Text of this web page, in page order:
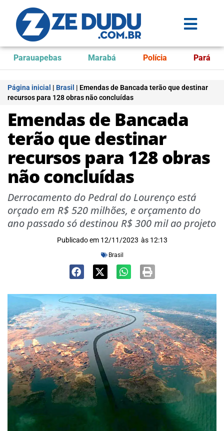
Parauapebas Marabá Polícia Pará
Página inicial | Brasil | Emendas de Bancada terão que destinar
recursos para 128 obras não concluídas
Emendas de Bancada
terão que destinar
recursos para 128 obras
não concluídas
Derrocamento do Pedral do Lourenço está
orçado em R$ 520 milhões, e orçamento do
ano passado só destinou R$ 300 mil ao projeto
Publicado em 12/11/2023 às 12:13
Brasil